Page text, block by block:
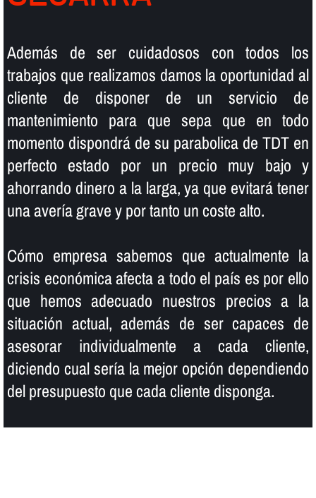
Además de ser cuidadosos con todos los
trabajos que realizamos damos la oportunidad al
cliente de disponer de un servicio de
mantenimiento para que sepa que en todo
momento dispondrá de su parabolica de TDT en
perfecto estado por un precio muy bajo y
ahorrando dinero a la larga, ya que evitará tener
una averí­a grave y por tanto un coste alto.
Cómo empresa sabemos que actualmente la
crisis económica afecta a todo el paí­s es por ello
que hemos adecuado nuestros precios a la
situación actual, además de ser capaces de
asesorar individualmente a cada cliente,
diciendo cual serí­a la mejor opción dependiendo
del presupuesto que cada cliente disponga.